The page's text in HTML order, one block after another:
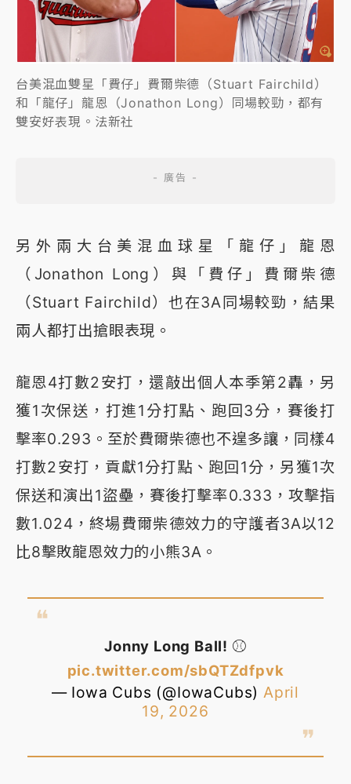
台美混血雙星「費仔」費爾柴德（Stuart Fairchild）
和「龍仔」龍恩（Jonathon Long）同場較勁，都有
雙安好表現。法新社
另外兩大台美混血球星「龍仔」龍恩
（Jonathon Long）與「費仔」費爾柴德
（Stuart Fairchild）也在3A同場較勁，結果
兩人都打出搶眼表現。
龍恩4打數2安打，還敲出個人本季第2轟，另
獲1次保送，打進1分打點、跑回3分，賽後打
擊率0.293。至於費爾柴德也不遑多讓，同樣4
打數2安打，貢獻1分打點、跑回1分，另獲1次
保送和演出1盜壘，賽後打擊率0.333，攻擊指
數1.024，終場費爾柴德效力的守護者3A以12
比8擊敗龍恩效力的小熊3A。
Jonny Long Ball! ⚾️
pic.twitter.com/sbQTZdfpvk
— Iowa Cubs (@IowaCubs)April
19, 2026